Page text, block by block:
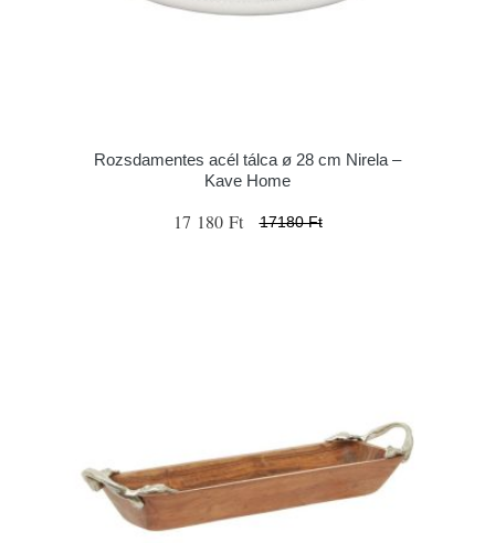
Rozsdamentes acél tálca ø 28 cm Nirela –
Kave Home
17 180 Ft 17180 Ft